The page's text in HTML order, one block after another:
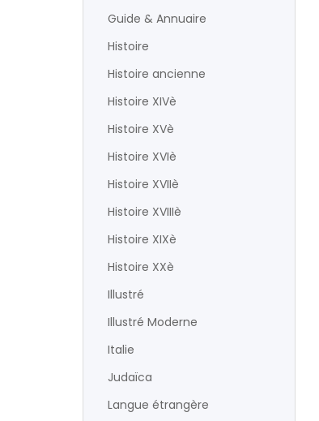
Guide & Annuaire
Histoire
Histoire ancienne
Histoire XIVè
Histoire XVè
Histoire XVIè
Histoire XVIIè
Histoire XVIIIè
Histoire XIXè
Histoire XXè
Illustré
Illustré Moderne
Italie
Judaïca
Langue étrangère